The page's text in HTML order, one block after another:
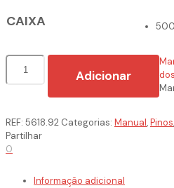
CAIXA
Quantidade
Pinos
Adicionar
REF: 5618.92 Categorias: Manual,Pinos,
Partilhar
0
Informação adicional